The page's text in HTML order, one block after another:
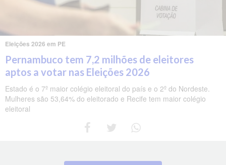
Eleições 2026 em PE
Pernambuco tem 7,2 milhões de eleitores
aptos a votar nas Eleições 2026
Estado é o 7º maior colégio eleitoral do país e o 2º do Nordeste.
Mulheres são 53,64% do eleitorado e Recife tem maior colégio
eleitoral